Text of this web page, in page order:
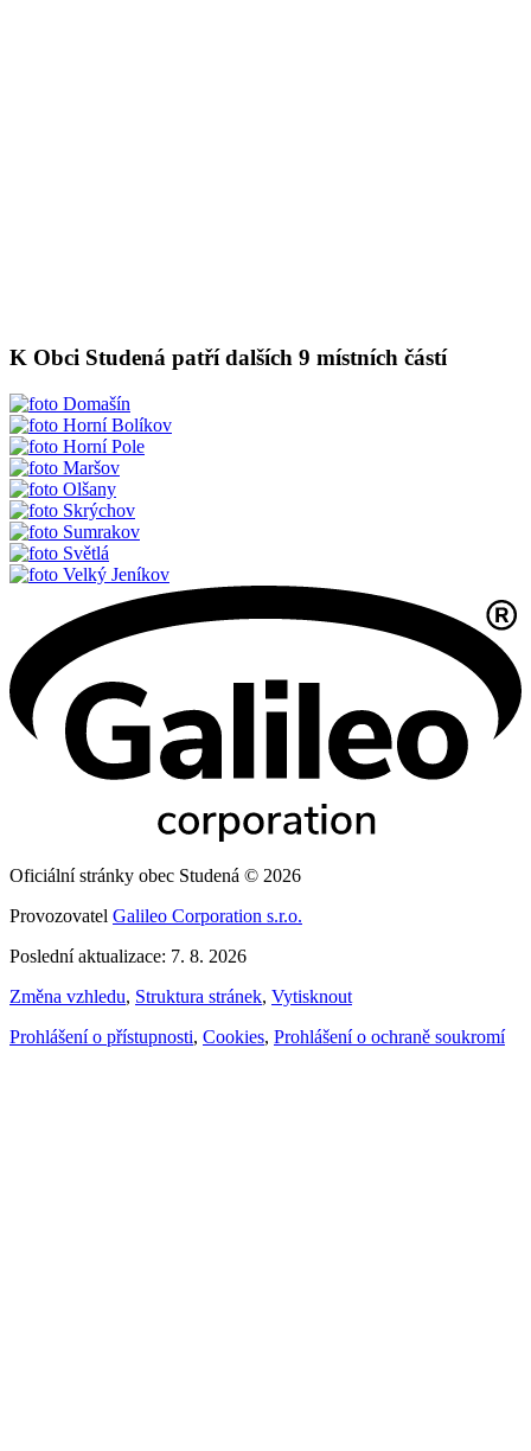
K Obci Studená patří dalších 9 místních částí
Domašín
Horní Bolíkov
Horní Pole
Maršov
Olšany
Skrýchov
Sumrakov
Světlá
Velký Jeníkov
Oficiální stránky obec Studená © 2026
Provozovatel Galileo Corporation s.r.o.
Poslední aktualizace: 7. 8. 2026
Změna vzhledu, Struktura stránek, Vytisknout
Prohlášení o přístupnosti, Cookies, Prohlášení o ochraně soukromí